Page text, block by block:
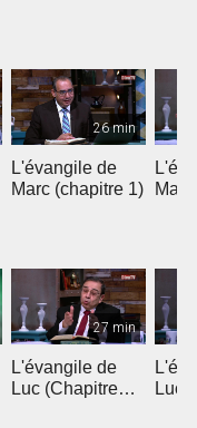
26 min
L'évangile de
Marc (chapitre 1)
27 min
L'évangile de
Luc (Chapitre
Luc